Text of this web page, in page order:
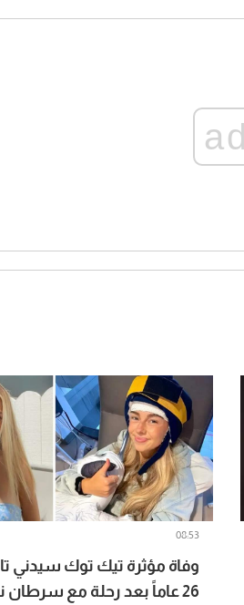
ad
وفاة مؤثرة تيك توك سيدني
26 عاماً بعد رحلة مع سرطان نادر
08:53